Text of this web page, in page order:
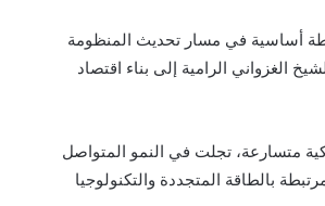
أساسية في مسار تحديث المنظومة
الغزواني الرامية إلى بناء اقتصاد
متسارعة، تجلت في النمو المتواصل
بالطاقة المتجددة والتكنولوجيا